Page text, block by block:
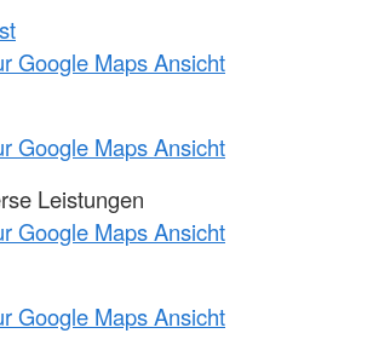
Google Maps Ansicht
Google Maps Ansicht
Leistungen
Google Maps Ansicht
Google Maps Ansicht